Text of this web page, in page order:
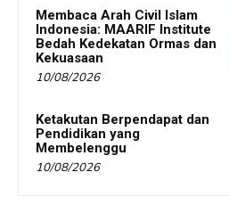
Membaca Arah Civil Islam
Indonesia: MAARIF Institute
Bedah Kedekatan Ormas dan
Kekuasaan
10/08/2026
Ketakutan Berpendapat dan
Pendidikan yang
Membelenggu
10/08/2026